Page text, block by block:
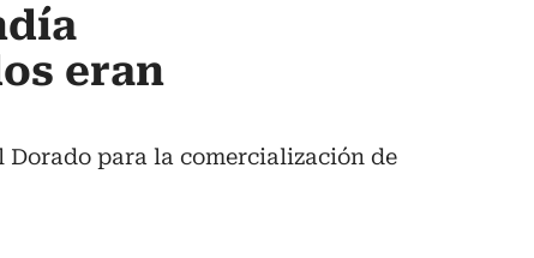
eran
para la comercialización de